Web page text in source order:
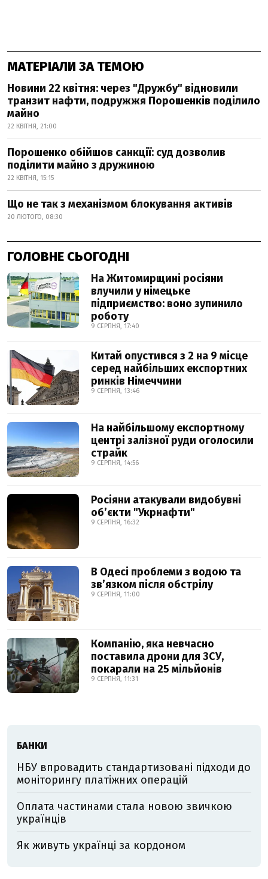
МАТЕРІАЛИ ЗА ТЕМОЮ
Новини 22 квітня: через "Дружбу" відновили
транзит нафти, подружжя Порошенків поділило
майно
22 КВІТНЯ, 21:00
Порошенко обійшов санкції: суд дозволив
поділити майно з дружиною
22 КВІТНЯ, 15:15
Що не так з механізмом блокування активів
20 ЛЮТОГО, 08:30
ГОЛОВНЕ СЬОГОДНІ
На Житомирщині росіяни
влучили у німецьке
підприємство: воно зупинило
роботу
9 СЕРПНЯ, 17:40
Китай опустився з 2 на 9 місце
серед найбільших експортних
ринків Німеччини
9 СЕРПНЯ, 13:46
На найбільшому експортному
центрі залізної руди оголосили
страйк
9 СЕРПНЯ, 14:56
Росіяни атакували видобувні
обʼєкти "Укрнафти"
9 СЕРПНЯ, 16:32
В Одесі проблеми з водою та
звʼязком після обстрілу
9 СЕРПНЯ, 11:00
Компанію, яка невчасно
поставила дрони для ЗСУ,
покарали на 25 мільйонів
9 СЕРПНЯ, 11:31
БАНКИ
НБУ впровадить стандартизовані підходи до
моніторингу платіжних операцій
Оплата частинами стала новою звичкою
українців
Як живуть українці за кордоном